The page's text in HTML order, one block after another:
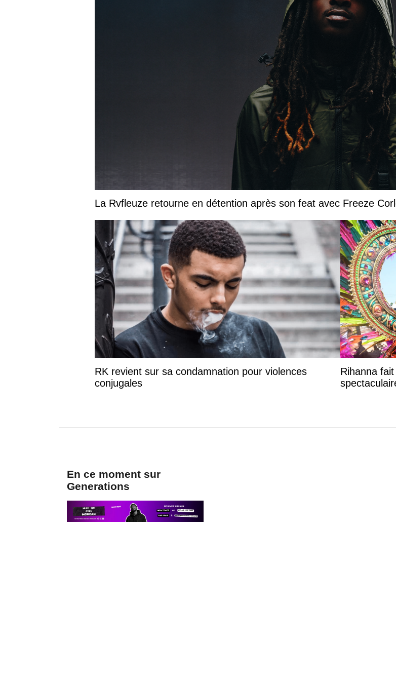
La Rvfleuze retourne en détention après son feat avec Freeze
RK revient sur sa condamnation pour violences
conjugales
Rihanna
En ce moment sur
Generations